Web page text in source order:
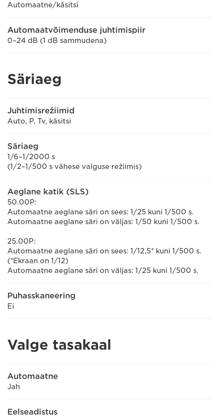
Automaatne/käsitsi
Automaatvõimenduse juhtimispiir
0–24 dB (1 dB sammudena)
Säriaeg
Juhtimisrežiimid
Auto, P, Tv, käsitsi
Säriaeg
1/6–1/2000 s
(1/2–1/500 s vähese valguse režiimis)
Aeglane katik (SLS)
50.00P:
Automaatne aeglane säri on sees: 1/25 kuni 1/500 s.
Automaatne aeglane säri on väljas: 1/50 kuni 1/500 s.
25.00P:
Automaatne aeglane säri on sees: 1/12,5* kuni 1/500 s.
(*Ekraan on 1/12)
Automaatne aeglane säri on väljas: 1/25 kuni 1/500 s.
Puhasskaneering
Ei
Valge tasakaal
Automaatne
Jah
Eelseadistus